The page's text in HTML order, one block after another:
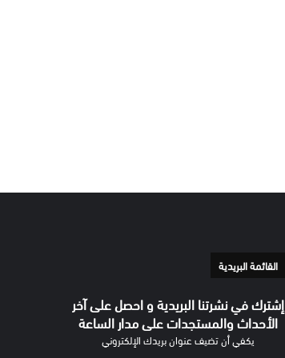
القائمة البريدية
إشترك في نشرتنا البريدية و احصل على آخر
الأحداث والمستجدات على مدار الساعة
يكفي أن تضيف عنوان بريدك الإلكتروني